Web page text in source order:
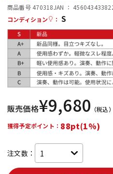
配信/ライブ機器
中古
商品番号 470318JAN ：
コンディション
： S
販売価格¥9,680 （税込）
獲得予定ポイント： 88pt(1%)
注文数：